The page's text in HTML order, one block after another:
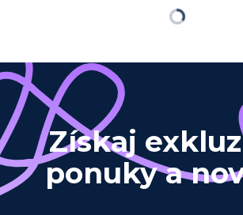
Loading
Získaj
ponuky a